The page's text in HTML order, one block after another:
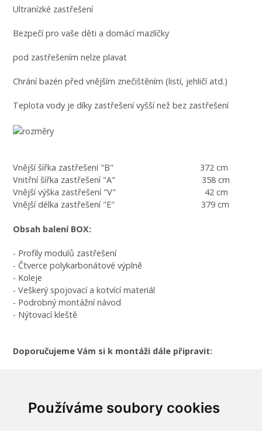
Používáme soubory cookies
Ultranízké zastřešení
Bezpečí pro vaše děti a domácí mazlíčky
pod zastřešením nelze plavat
Chrání bazén před vnějším znečištěním (listí, jehličí atd.)
Teplota vody je díky zastřešení vyšší než bez zastřešení
Vnější šířka zastřešení "B" 372 cm
Vnitřní šířka zastřešení "A" 358 cm
Vnější výška zastřešení "V" 42 cm
Vnější délka zastřešení "E" 379 cm
Obsah balení BOX:
- Profily modulů zastřešení
- Čtverce polykarbonátové výplně
- Koleje
- Veškerý spojovací a kotvící materiál
- Podrobný montážní návod
- Nýtovací kleště
Doporučujeme Vám si k montáži dále připravit:
- Gumové kladívko